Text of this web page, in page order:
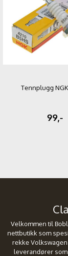
Tennplugg NGK
99,-
Velkommen til
nettbutikk som
rekke
leverandører som